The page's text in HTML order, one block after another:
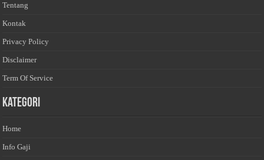
Tentang
Kontak
Privacy Policy
Disclaimer
Term Of Service
Kategori
Home
Info Gaji